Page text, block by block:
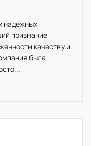
надёжных
признание
качеству и
была